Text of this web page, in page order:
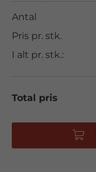
Antal
Pris pr. stk.
I alt pr. stk.:
Total pris